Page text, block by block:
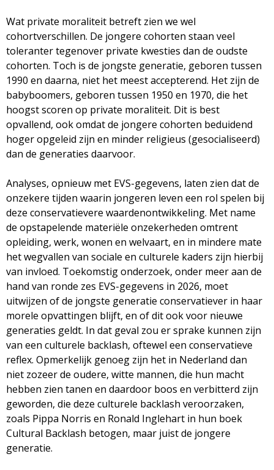
Wat private moraliteit betreft zien we wel
cohortverschillen. De jongere cohorten staan veel
toleranter tegenover private kwesties dan de oudste
cohorten. Toch is de jongste generatie, geboren tussen
1990 en daarna, niet het meest accepterend. Het zijn de
babyboomers, geboren tussen 1950 en 1970, die het
hoogst scoren op private moraliteit. Dit is best
opvallend, ook omdat de jongere cohorten beduidend
hoger opgeleid zijn en minder religieus (gesocialiseerd)
dan de generaties daarvoor.
Analyses, opnieuw met EVS-gegevens, laten zien dat de
onzekere tijden waarin jongeren leven een rol spelen bij
deze conservatievere waardenontwikkeling. Met name
de opstapelende materiële onzekerheden omtrent
opleiding, werk, wonen en welvaart, en in mindere mate
het wegvallen van sociale en culturele kaders zijn hierbij
van invloed. Toekomstig onderzoek, onder meer aan de
hand van ronde zes EVS-gegevens in 2026, moet
uitwijzen of de jongste generatie conservatiever in haar
morele opvattingen blijft, en of dit ook voor nieuwe
generaties geldt. In dat geval zou er sprake kunnen zijn
van een culturele backlash, oftewel een conservatieve
reflex. Opmerkelijk genoeg zijn het in Nederland dan
niet zozeer de oudere, witte mannen, die hun macht
hebben zien tanen en daardoor boos en verbitterd zijn
geworden, die deze culturele backlash veroorzaken,
zoals Pippa Norris en Ronald Inglehart in hun boek
Cultural Backlash betogen, maar juist de jongere
generatie.